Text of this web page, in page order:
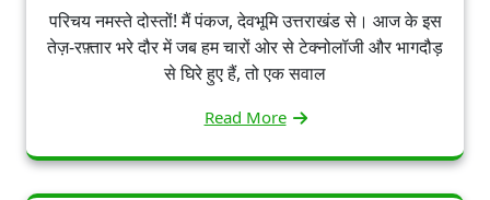
परिचय नमस्ते दोस्तों! मैं पंकज, देवभूमि उत्तराखंड से। आज के इस
तेज़-रफ़्तार भरे दौर में जब हम चारों ओर से टेक्नोलॉजी और भागदौड़
से घिरे हुए हैं, तो एक सवाल
Read More